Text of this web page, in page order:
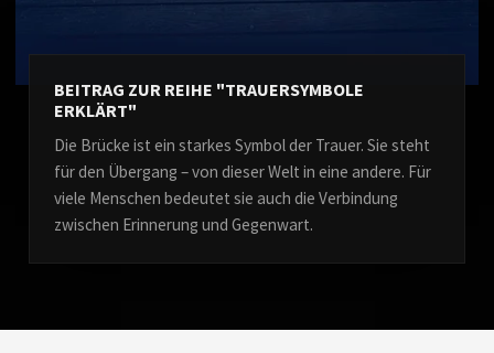
BEITRAG ZUR REIHE "TRAUERSYMBOLE
ERKLÄRT"
Die Brücke ist ein starkes Symbol der Trauer. Sie steht
für den Übergang – von dieser Welt in eine andere. Für
viele Menschen bedeutet sie auch die Verbindung
zwischen Erinnerung und Gegenwart.